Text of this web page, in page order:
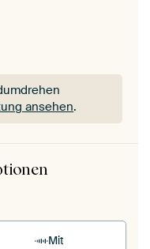
ansehen.
ansehen
Mit